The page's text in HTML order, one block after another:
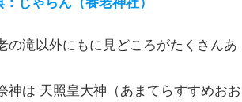
の滝以外にもに見どころがたくさんあ
神は 天照皇大神（あまてらすすめおお